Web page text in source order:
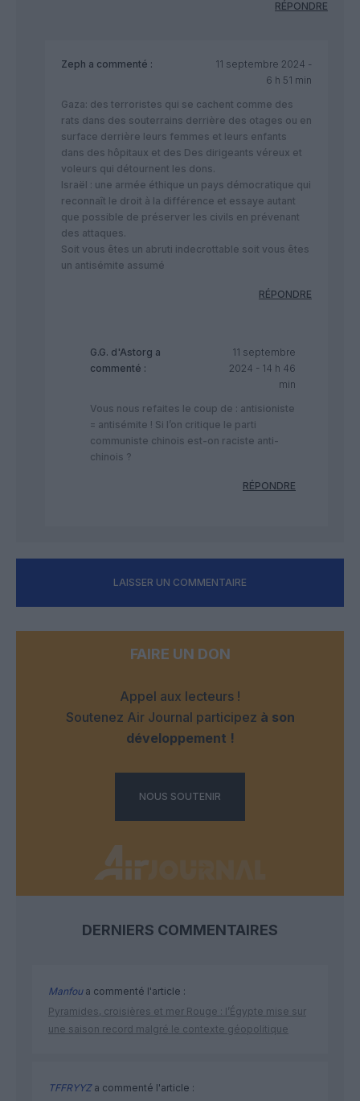
RÉPONDRE
Zeph a commenté :
11 septembre 2024 -
6 h 51 min
Gaza: des terroristes qui se cachent comme des
rats dans des souterrains derrière des otages ou en
surface derrière leurs femmes et leurs enfants
dans des hôpitaux et des Des dirigeants véreux et
voleurs qui détournent les dons.
Israël : une armée éthique un pays démocratique qui
reconnaît le droit à la différence et essaye autant
que possible de préserver les civils en prévenant
des attaques.
Soit vous êtes un abruti indecrottable soit vous êtes
un antisémite assumé
RÉPONDRE
G.G. d'Astorg a
commenté :
11 septembre
2024 - 14 h 46
min
Vous nous refaites le coup de : antisioniste
= antisémite ! Si l’on critique le parti
communiste chinois est-on raciste anti-
chinois ?
RÉPONDRE
LAISSER UN COMMENTAIRE
FAIRE UN DON
Appel aux lecteurs !
Soutenez Air Journal participez à son
développement !
NOUS SOUTENIR
DERNIERS COMMENTAIRES
Manfoua commenté l'article :
Pyramides, croisières et mer Rouge : l’Égypte mise sur
une saison record malgré le contexte géopolitique
TFFRYYZa commenté l'article :